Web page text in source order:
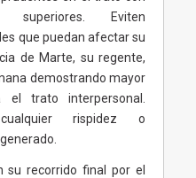
Eviten
que puedan afectar su
de Marte, su regente,
demostrando mayor
trato interpersonal.
rispidez o
su recorrido final por el